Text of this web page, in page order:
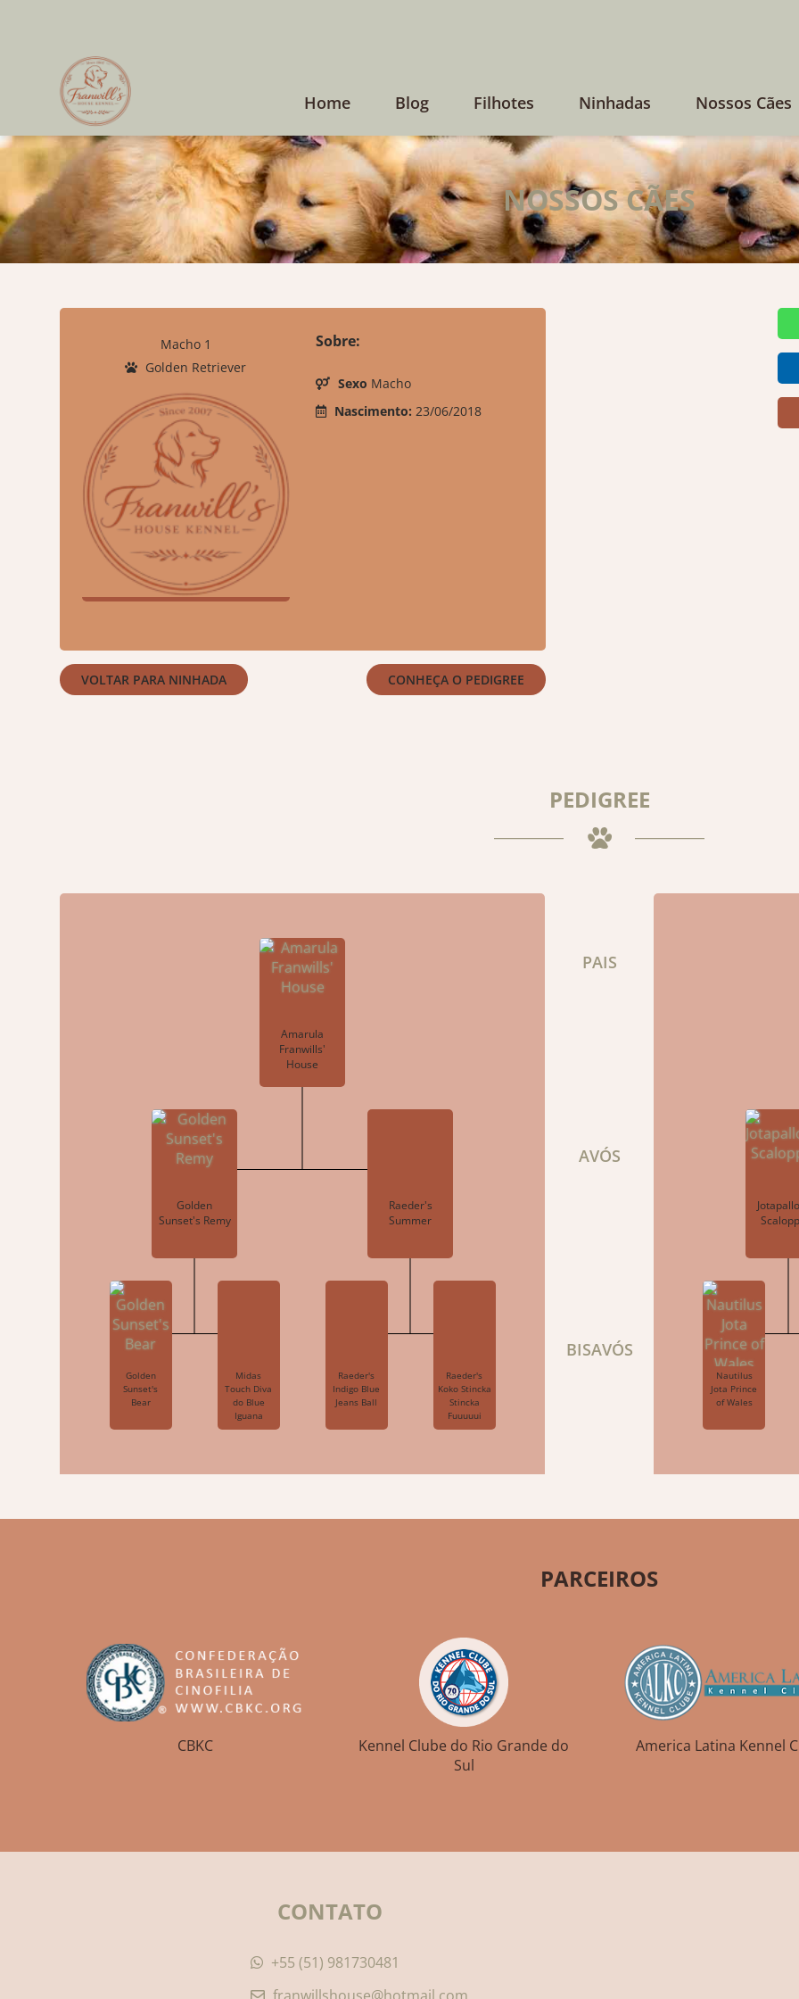
Home Blog Filhotes Ninhadas Nossos Cães
NOSSOS CÃES
Macho 1
Golden Retriever
Sobre:
Sexo Macho
Nascimento: 23/06/2018
VOLTAR PARA NINHADA CONHEÇA O PEDIGREE
PEDIGREE
Amarula
Franwills'
House
Golden
Sunset's Remy
Raeder's
Summer
Golden
Sunset's
Bear
Midas
Touch Diva
do Blue
Iguana
Raeder's
Indigo Blue
Jeans Ball
Raeder's
Koko Stincka
Stincka
Fuuuuui
PAIS
AVÓS
BISAVÓS
Nautilus
Jota Prince
of Wales
PARCEIROS
CBKC
Kennel Clube do Rio Grande do
Sul
America Latina Kennel
CONTATO
+55 (51) 981730481